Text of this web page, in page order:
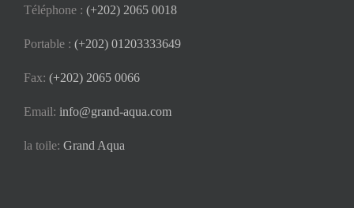
Téléphone : (+202) 2065 0018
Portable : (+202) 01203333649
Fax: (+202) 2065 0066
Email: info@grand-aqua.com
la toile: Grand Aqua